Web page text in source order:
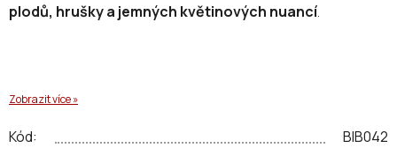
plodů, hrušky a jemných květinových nuancí.
Zobrazit více »
Kód: BIB042